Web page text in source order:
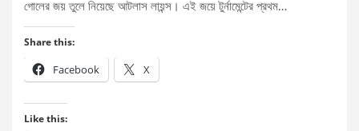
গোলের জয় তুলে নিয়েছে আটলাস লায়ন্স। এই জয়ে টুর্নামেন্টের প্রথম…
Share this:
Facebook X
Like this: